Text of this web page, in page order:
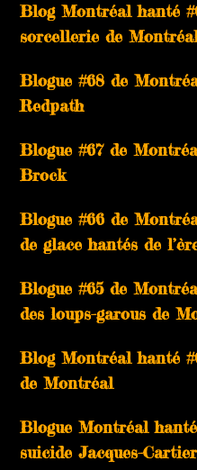
Blog Montréal hanté
sorcellerie de
Blogue #68 de
Redpath
Blogue #67 de
Brock
Blogue #66 de
de glace hantés de
Blogue #65 de
des loups-garous de
Blog Montréal hanté
de Montréal
Blogue Montréal
suicide Jacques-Cartier